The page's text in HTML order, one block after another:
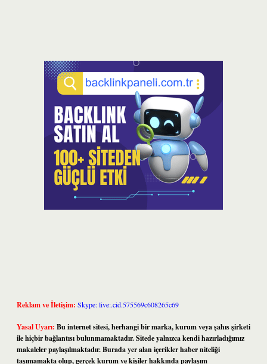
Reklam ve İletişim: Skype: live:.cid.575569c608265c69
Yasal Uyarı: Bu internet sitesi, herhangi bir marka, kurum veya şahıs şirketi
ile hiçbir bağlantısı bulunmamaktadır. Sitede yalnızca kendi hazırladığımız
makaleler paylaşılmaktadır. Burada yer alan içerikler haber niteliği
taşımamakta olup, gerçek kurum ve kişiler hakkında paylaşım